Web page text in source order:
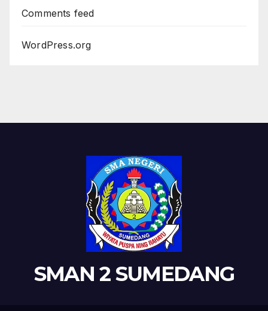
Comments feed
WordPress.org
SMAN 2 SUMEDANG